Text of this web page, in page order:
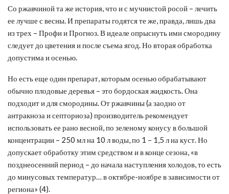
Со ржавчиной та же история, что и с мучнистой росой – лечить
ее лучше с весны. И препараты годятся те же, правда, лишь два
из трех – Профи и Прогноз. В идеале опрыснуть ими смородину
следует до цветения и после съема ягод. Но вторая обработка
допустима и осенью.
Но есть еще один препарат, которым осенью обрабатывают
обычно плодовые деревья – это бордоская жидкость. Она
подходит и для смородины. От ржавчины (а заодно от
антракноза и септориоза) производитель рекомендует
использовать ее рано весной, по зеленому конусу в большой
концентрации – 250 мл на 10 л воды, по 1 – 1,5 л на куст. Но
допускает обработку этим средством и в конце сезона, «в
позднеосенний период – до начала наступления холодов, то есть
до минусовых температур… в октябре-ноябре в зависимости от
региона» (4).